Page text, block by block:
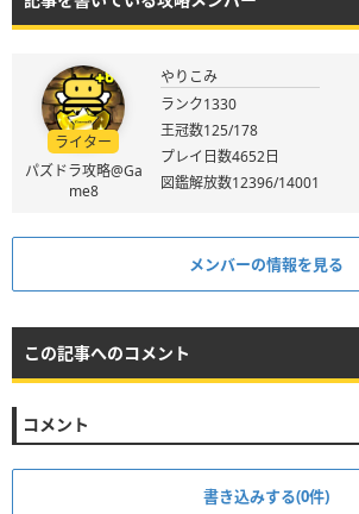
ライター
パズドラ攻略@Ga
me8
やりこみ
ランク1330
王冠数125/178
プレイ日数4652日
図鑑解放数12396/14001
メンバーの情報を見る
この記事へのコメント
コメント
書き込みする(0件)